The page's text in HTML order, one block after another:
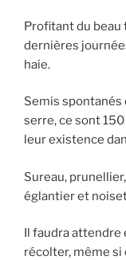
Profitant du beau
dernières
haie.
Semis spontanés
serre, ce sont
leur existence
Sureau,
églantier et
Il faudra attendre
récolter, même